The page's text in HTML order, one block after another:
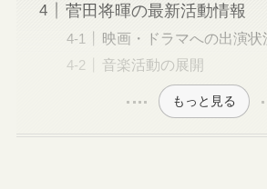
菅田将暉の最新活動情報
映画・ドラマへの出演状
音楽活動の展開
もっと見る